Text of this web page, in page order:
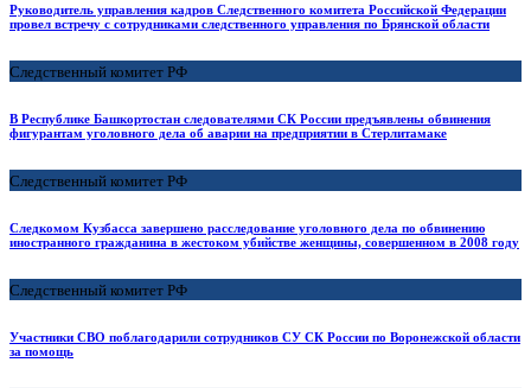
Руководитель управления кадров Следственного комитета Российской Федерации
провел встречу с сотрудниками следственного управления по Брянской области
Следственный комитет РФ
В Республике Башкортостан следователями СК России предъявлены обвинения
фигурантам уголовного дела об аварии на предприятии в Стерлитамаке
Следственный комитет РФ
Следкомом Кузбасса завершено расследование уголовного дела по обвинению
иностранного гражданина в жестоком убийстве женщины, совершенном в 2008 году
Следственный комитет РФ
Участники СВО поблагодарили сотрудников СУ СК России по Воронежской области
за помощь